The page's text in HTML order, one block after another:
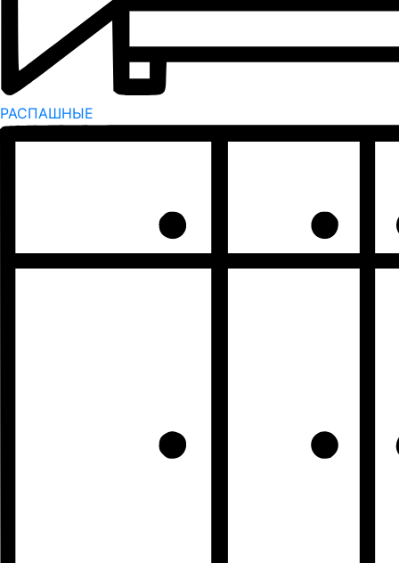
РАСПАШНЫЕ